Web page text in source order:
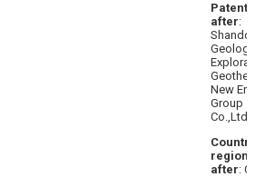
Patentee
after:
Shandong
New
Group
Co.,Ltd.
Country
region
after: